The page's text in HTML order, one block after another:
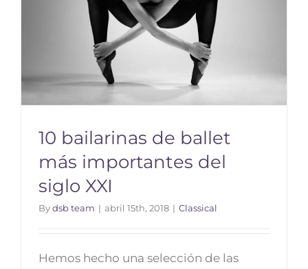
10 bailarinas de ballet más
10 bailarinas de ballet
más importantes del
siglo XXI
Bydsb team | abril 15th, 2018 | Classical
Hemos hecho una selección de las